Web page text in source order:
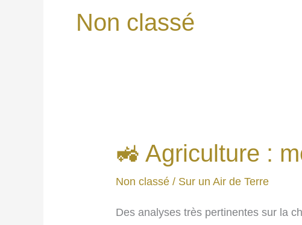
Non classé
🚜 Agriculture :
Non classé / Sur un Air de Terre
Des analyses très pertinentes sur la